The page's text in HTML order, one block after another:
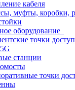
кабеля
муфты, коробки,
оборудование
точки
станции
точки